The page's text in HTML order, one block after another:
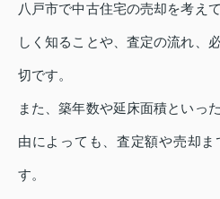
八戸市で中古住宅の売却を考え
しく知ることや、査定の流れ、
切です。
また、築年数や延床面積といっ
由によっても、査定額や売却
す。